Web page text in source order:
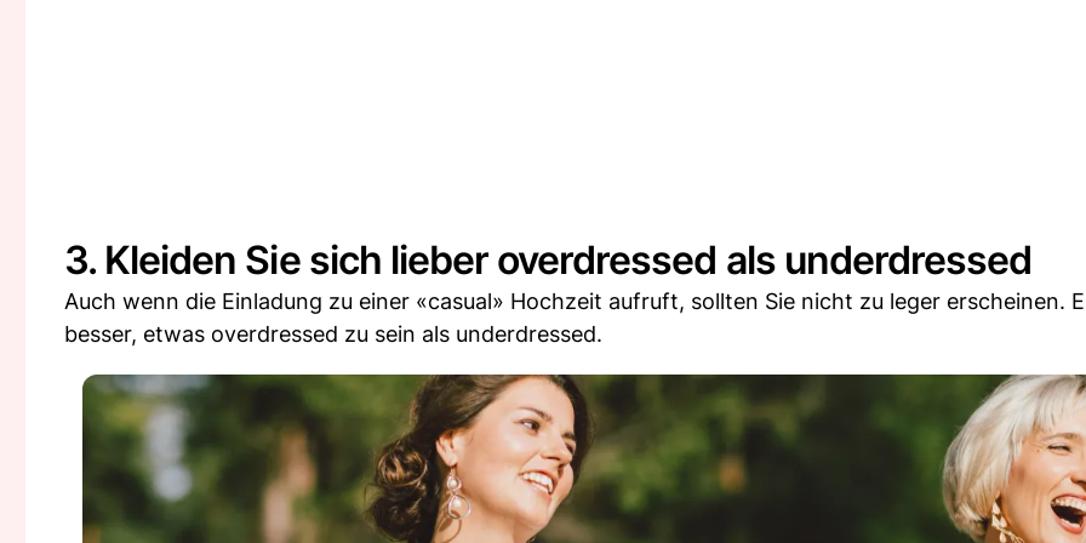
3. Kleiden Sie sich lieber overdressed als underdressed
Auch wenn die Einladung zu einer «casual» Hochzeit aufruft, sollten Sie nicht zu leger erscheinen.
besser, etwas overdressed zu sein als underdressed.